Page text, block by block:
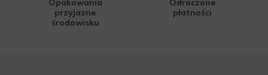
Opakowania
przyjazne
środowisku
Odroczone
płatności